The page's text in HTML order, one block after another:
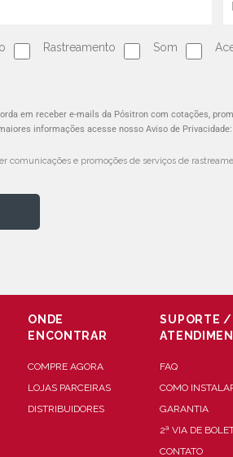
Rastreamento Som
em receber e-mails da Pósitron com cotações,
informações acesse nosso Aviso de
comunicações e promoções de serviços de
ONDE
ENCONTRAR
COMPRE AGORA
LOJAS PARCEIRAS
DISTRIBUIDORES
SUPORTE /
FAQ
COMO
GARANTIA
2ª VIA DE
CONTATO